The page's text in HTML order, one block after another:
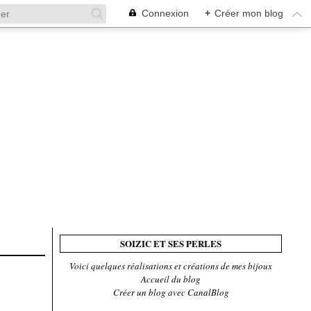
Connexion + Créer mon blog
SOIZIC ET SES PERLES
Voici quelques réalisations et créations de mes bijoux
Accueil du blog
Créer un blog avec CanalBlog